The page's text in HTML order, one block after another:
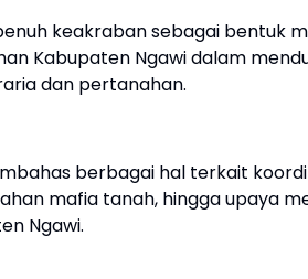
keakraban sebagai bentuk
Kabupaten Ngawi dalam
dan pertanahan.
berbagai hal terkait
mafia tanah, hingga upaya
Ngawi.